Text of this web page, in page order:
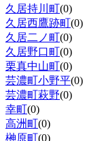
久居持川町(0)
久居西鷹跡町(0)
久居二ノ町(0)
久居野口町(0)
栗真中山町(0)
芸濃町小野平(0)
芸濃町萩野(0)
幸町(0)
高洲町(0)
榊原町(0)